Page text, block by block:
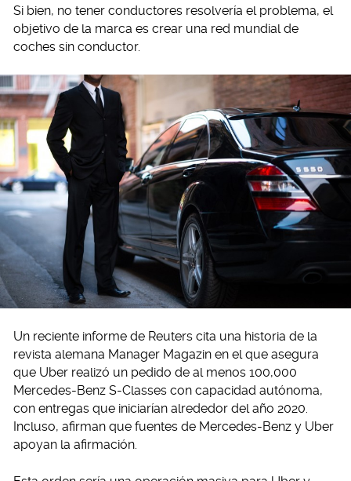
Si bien, no tener conductores resolvería el problema, el
objetivo de la marca es crear una red mundial de
coches sin conductor.
Un reciente informe de Reuters cita una historia de la
revista alemana Manager Magazin en el que asegura
que Uber realizó un pedido de al menos 100,000
Mercedes-Benz S-Classes con capacidad autónoma,
con entregas que iniciarían alrededor del año 2020.
Incluso, afirman que fuentes de Mercedes-Benz y Uber
apoyan la afirmación.